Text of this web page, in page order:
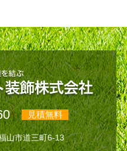
見積無料
山市道三町6-13